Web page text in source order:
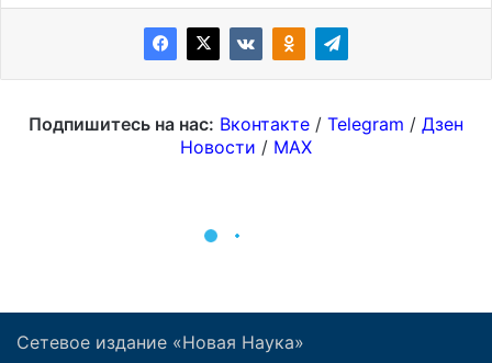
Сетевое издание «Новая Наука»